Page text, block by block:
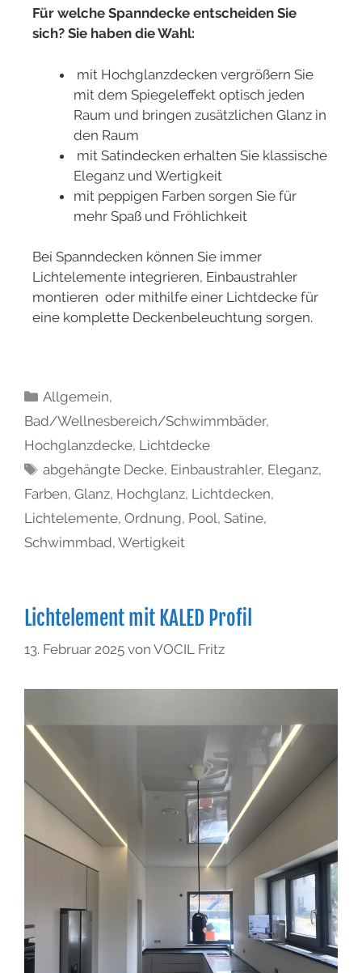
Für welche Spanndecke entscheiden Sie
sich? Sie haben die Wahl:
mit Hochglanzdecken vergrößern Sie
mit dem Spiegeleffekt optisch jeden
Raum und bringen zusätzlichen Glanz in
den Raum
mit Satindecken erhalten Sie klassische
Eleganz und Wertigkeit
mit peppigen Farben sorgen Sie für
mehr Spaß und Fröhlichkeit
Bei Spanndecken können Sie immer
Lichtelemente integrieren, Einbaustrahler
montieren oder mithilfe einer Lichtdecke für
eine komplette Deckenbeleuchtung sorgen.
Allgemein,
Bad/Wellnesbereich/Schwimmbäder,
Hochglanzdecke, Lichtdecke
abgehängte Decke, Einbaustrahler, Eleganz,
Farben, Glanz, Hochglanz, Lichtdecken,
Lichtelemente, Ordnung, Pool, Satine,
Schwimmbad, Wertigkeit
Lichtelement mit KALED Profil
13. Februar 2025 von VOCIL Fritz